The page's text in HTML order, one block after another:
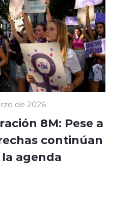
de 2026
8M: Pese a
continúan
agenda